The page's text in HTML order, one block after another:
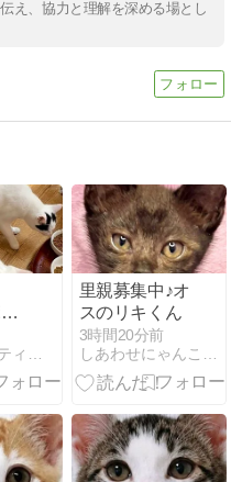
え、協力と理解を深める場とし
Cats’チャリティー播磨 猫の保護活動＆TNR
里親募集中♪オ
スのリキくん
3時間20分前
しあわせにゃんこのブログ